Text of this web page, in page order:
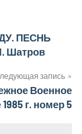
ПЕСНЬ
Шатров
запись
Военное
г. номер 5